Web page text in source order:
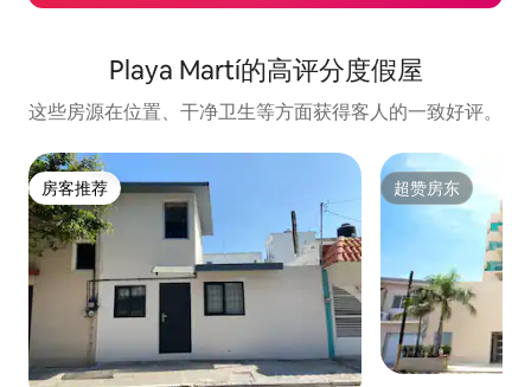
Playa Martí的高评分度假屋
这些房源在位置、干净卫生等方面获得客人的一致好评。
房客推荐
房客推荐 超赞房东
超赞房东